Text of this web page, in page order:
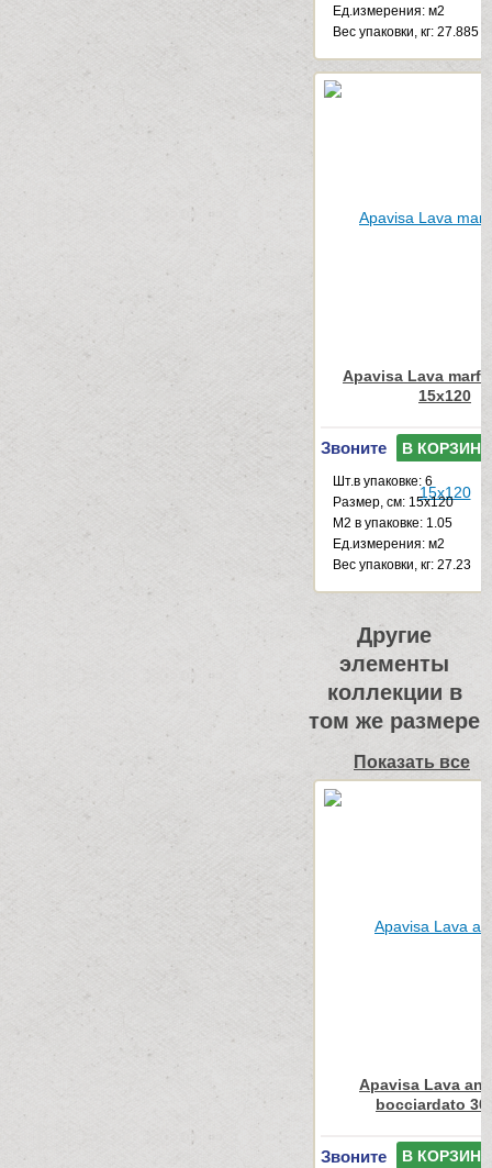
Ед.измерения: м2
Веc упаковки, кг: 27.885
Apavisa Lava
15x120
Звоните В КОРЗИНУ
Шт.в упаковке: 6
Размер, см: 15x120
М2 в упаковке: 1.05
Ед.измерения: м2
Веc упаковки, кг: 27.23
Другие
элементы
коллекции в
том же размере
Показать все
Apavisa Lava
bocciardato
Звоните В КОРЗИНУ